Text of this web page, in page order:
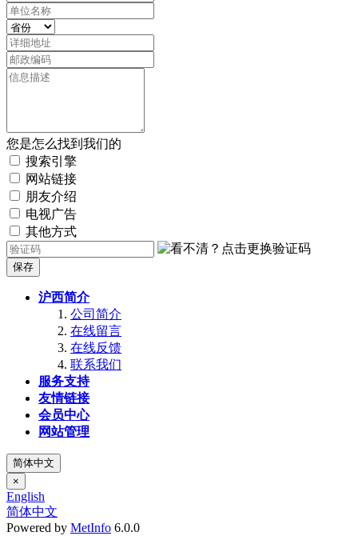
您是怎么找到我们的
搜索引擎
网站链接
朋友介绍
电视广告
其他方式
保存
沪西简介
公司简介
在线留言
在线反馈
联系我们
服务支持
友情链接
会员中心
网站管理
简体中文
×
English
简体中文
Powered by MetInfo 6.0.0